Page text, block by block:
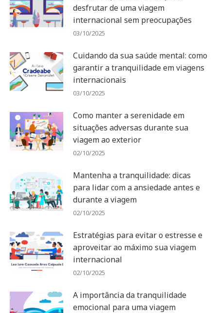
desfrutar de uma viagem
internacional sem preocupações
03/10/2025
Cuidando da sua saúde mental: como
garantir a tranquilidade em viagens
internacionais
03/10/2025
Como manter a serenidade em
situações adversas durante sua
viagem ao exterior
02/10/2025
Mantenha a tranquilidade: dicas
para lidar com a ansiedade antes e
durante a viagem
02/10/2025
Estratégias para evitar o estresse e
aproveitar ao máximo sua viagem
internacional
02/10/2025
A importância da tranquilidade
emocional para uma viagem